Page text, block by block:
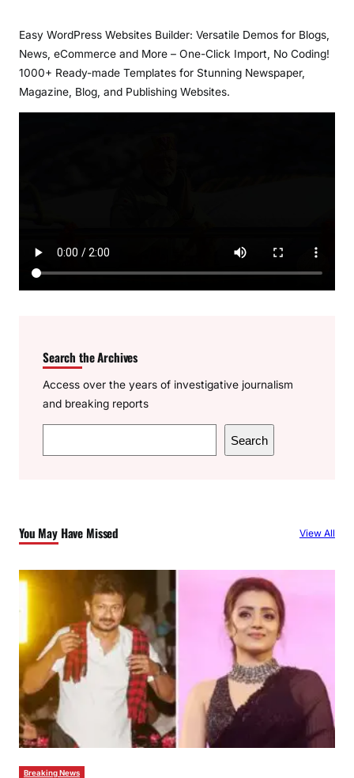
Easy WordPress Websites Builder: Versatile Demos for Blogs,
News, eCommerce and More – One-Click Import, No Coding!
1000+ Ready-made Templates for Stunning Newspaper,
Magazine, Blog, and Publishing Websites.
Search the Archives
Access over the years of investigative journalism
and breaking reports
e
h
Search
You May Have Missed View All
Breaking News